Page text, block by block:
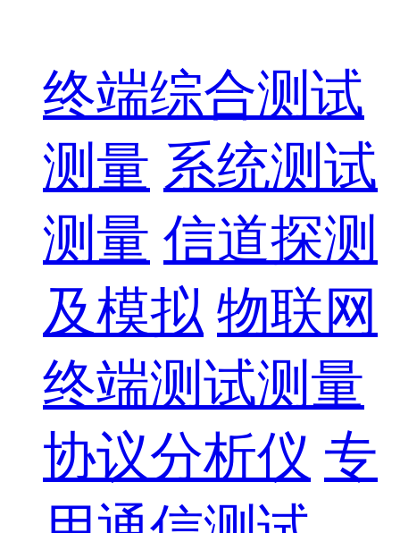
终端综合测试
测量 系统测试
测量 信道探测
及模拟 物联网
终端测试测量
协议分析仪 专